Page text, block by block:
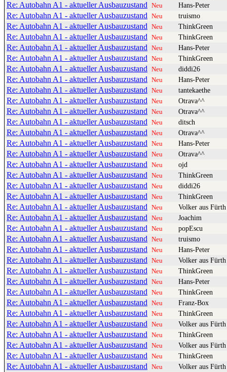
Re: Autobahn A1 - aktueller Ausbauzustand Neu Hans-Peter
Re: Autobahn A1 - aktueller Ausbauzustand Neu truismo
Re: Autobahn A1 - aktueller Ausbauzustand Neu ThinkGreen
Re: Autobahn A1 - aktueller Ausbauzustand Neu ThinkGreen
Re: Autobahn A1 - aktueller Ausbauzustand Neu Hans-Peter
Re: Autobahn A1 - aktueller Ausbauzustand Neu ThinkGreen
Re: Autobahn A1 - aktueller Ausbauzustand Neu diddi26
Re: Autobahn A1 - aktueller Ausbauzustand Neu Hans-Peter
Re: Autobahn A1 - aktueller Ausbauzustand Neu tantekaethe
Re: Autobahn A1 - aktueller Ausbauzustand Neu Otrava^^
Re: Autobahn A1 - aktueller Ausbauzustand Neu Otrava^^
Re: Autobahn A1 - aktueller Ausbauzustand Neu ditsch
Re: Autobahn A1 - aktueller Ausbauzustand Neu Otrava^^
Re: Autobahn A1 - aktueller Ausbauzustand Neu Hans-Peter
Re: Autobahn A1 - aktueller Ausbauzustand Neu Otrava^^
Re: Autobahn A1 - aktueller Ausbauzustand Neu ojd
Re: Autobahn A1 - aktueller Ausbauzustand Neu ThinkGreen
Re: Autobahn A1 - aktueller Ausbauzustand Neu diddi26
Re: Autobahn A1 - aktueller Ausbauzustand Neu ThinkGreen
Re: Autobahn A1 - aktueller Ausbauzustand Neu Volker aus Fürth
Re: Autobahn A1 - aktueller Ausbauzustand Neu Joachim
Re: Autobahn A1 - aktueller Ausbauzustand Neu popEscu
Re: Autobahn A1 - aktueller Ausbauzustand Neu truismo
Re: Autobahn A1 - aktueller Ausbauzustand Neu Hans-Peter
Re: Autobahn A1 - aktueller Ausbauzustand Neu Volker aus Fürth
Re: Autobahn A1 - aktueller Ausbauzustand Neu ThinkGreen
Re: Autobahn A1 - aktueller Ausbauzustand Neu Hans-Peter
Re: Autobahn A1 - aktueller Ausbauzustand Neu ThinkGreen
Re: Autobahn A1 - aktueller Ausbauzustand Neu Franz-Box
Re: Autobahn A1 - aktueller Ausbauzustand Neu ThinkGreen
Re: Autobahn A1 - aktueller Ausbauzustand Neu Volker aus Fürth
Re: Autobahn A1 - aktueller Ausbauzustand Neu ThinkGreen
Re: Autobahn A1 - aktueller Ausbauzustand Neu Volker aus Fürth
Re: Autobahn A1 - aktueller Ausbauzustand Neu ThinkGreen
Re: Autobahn A1 - aktueller Ausbauzustand Neu Volker aus Fürth